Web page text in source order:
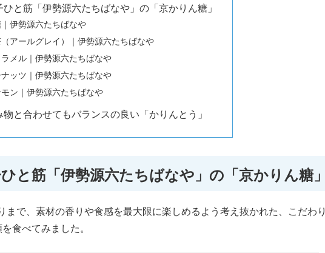
と筋「伊勢源六たちばなや」の「京かりん糖」
伊勢源六たちばなや
アールグレイ）｜伊勢源六たちばなや
メル｜伊勢源六たちばなや
ッツ｜伊勢源六たちばなや
ン｜伊勢源六たちばなや
と合わせてもバランスの良い「かりんとう」
と筋「伊勢源六たちばなや」の「京かりん糖」
まで、素材の香りや食感を最大限に楽しめるよう考え抜かれた、こだわり
食べてみました。